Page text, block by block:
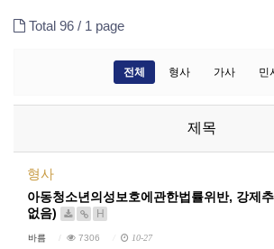
Total 96 / 1 page
전체 형사 가사 민
제목
형사
아동청소년의성보호에관한법률위반, 강제
없음)
H
바름 7306 10-27